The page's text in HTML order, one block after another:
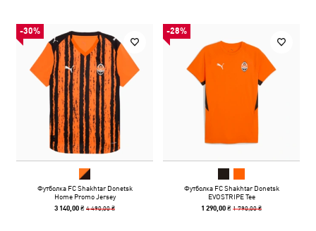
-30%
Футболка FC Shakhtar Donetsk
Home Promo Jersey
3 140,00 ₴4 490,00 ₴
-28%
Футболка FC Shakhtar Donetsk
EVOSTRIPE Tee
1 290,00 ₴1 790,00 ₴